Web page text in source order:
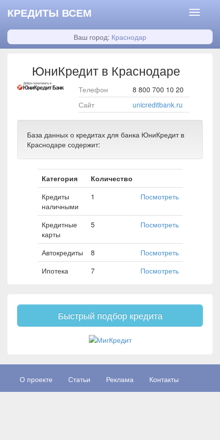
КРЕДИТЫ ВСЕМ
Ваш город: Краснодар
ЮниКредит в Краснодаре
Телефон
8 800 700 10 20
Сайт
unicreditbank.ru
База данных о кредитах для банка ЮниКредит в
Краснодаре содержит:
Категория
Количество
Кредиты
наличными
1 Посмотреть
Кредитные
карты
5 Посмотреть
Автокредиты 8
Посмотреть
Ипотека
7 Посмотреть
Быстрый подбор кредита
О проекте Статьи Реклама Контакты